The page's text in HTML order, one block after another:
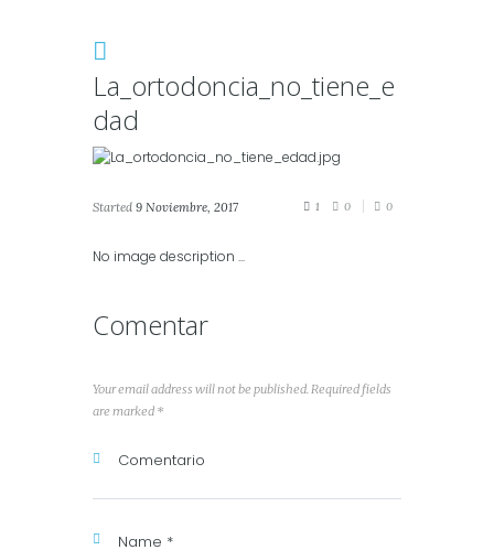
La_ortodoncia_no_tiene_e
dad
Started 9 Noviembre, 2017 1 0 0
No image description ...
Comentar
Your email address will not be published. Required fields
are marked *